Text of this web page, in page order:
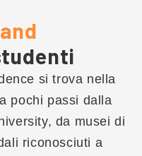
aperta.
si trova nella
pochi passi dalla
da musei di
riconosciuti a